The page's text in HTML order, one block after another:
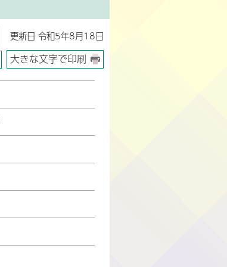
更新日 令和5年8月18日
大きな文字で印刷